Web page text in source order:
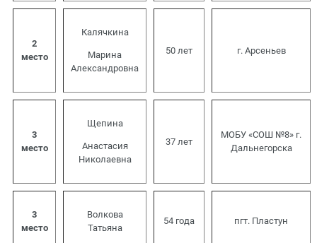
2
место
Калячкина
Марина
Александровна
50 лет г. Арсеньев
3
место
Щепина
Анастасия
Николаевна
37 лет
МОБУ «СОШ №8» г.
Дальнегорска
3
место
Волкова
Татьяна
54 года пгт. Пластун